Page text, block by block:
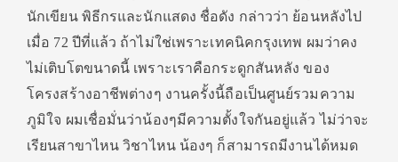
นักเขียน พิธีกรและนักแสดง ชื่อดัง กล่าวว่า ย้อนหลังไป
เมื่อ 72 ปีที่แล้ว ถ้าไม่ใช่เพราะเทคนิคกรุงเทพ ผมว่าคง
ไม่เติบโตขนาดนี้ เพราะเราคือกระดูกสันหลัง ของ
โครงสร้างอาชีพต่างๆ งานครั้งนี้ถือเป็นศูนย์รวมความ
ภูมิใจ ผมเชื่อมั่นว่าน้องๆมีความตั้งใจกันอยู่แล้ว ไม่ว่าจะ
เรียนสาขาไหน วิชาไหน น้องๆ ก็สามารถมีงานได้หมด